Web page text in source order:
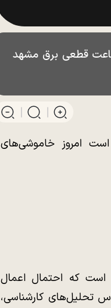
خراسان رضوی امروز شنبه ۱ شهریور ۱۴۰۴ و ساعت قطعی برق مشهد
امروز خاموشی‌های
که احتمال اعمال
تحلیل‌های کارشناسی،